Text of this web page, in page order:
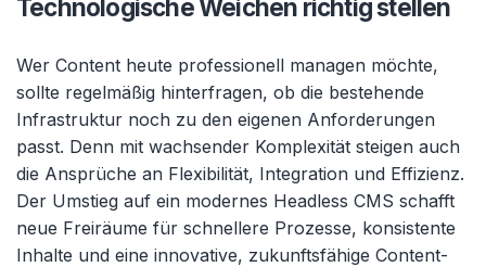
Technologische Weichen richtig stellen
Wer Content heute professionell managen möchte,
sollte regelmäßig hinterfragen, ob die bestehende
Infrastruktur noch zu den eigenen Anforderungen
passt. Denn mit wachsender Komplexität steigen auch
die Ansprüche an Flexibilität, Integration und Effizienz.
Der Umstieg auf ein modernes Headless CMS schafft
neue Freiräume für schnellere Prozesse, konsistente
Inhalte und eine innovative, zukunftsfähige Content-